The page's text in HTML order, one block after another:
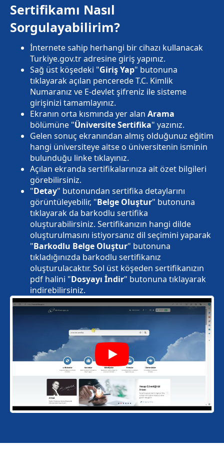
Play
Sertifikamı Nasıl
Sorgulayabilirim?
İnternete sahip herhangi bir cihazı kullanacak
Turkiye.gov.tr adresine giriş yapınız.
Sağ üst köşedeki "Giriş Yap" butonuna
tıklayarak açılan pencerede T.C. Kimlik
Numaranız ve E-devlet şifreniz ile sisteme
girişinizi tamamlayınız.
Ekranın orta kısmında yer alan Arama
bölümüne "Üniversite Sertifika" yazınız.
Gelen sonuç ekranından almış olduğunuz eğitim
hangi üniversiteye aitse o üniversitenin isminin
bulunduğu linke tıklayınız.
Açılan ekranda sertifikalarınıza ait özet bilgileri
görebilirsiniz.
"Detay" butonundan sertifika detaylarını
görüntüleyebilir, "Belge Oluştur" butonuna
tıklayarak da barkodlu sertifika
oluşturabilirsiniz. Sertifikanızın hangi dilde
oluşturulmasını istiyorsanız dil seçimini yaparak
"Barkodlu Belge Oluştur" butonuna
tıkladığınızda barkodlu sertifikanız
oluşturulacaktır. Sol üst köşeden sertifikanızın
pdf halini "Dosyayı İndir" butonuna tıklayarak
indirebilirsiniz.